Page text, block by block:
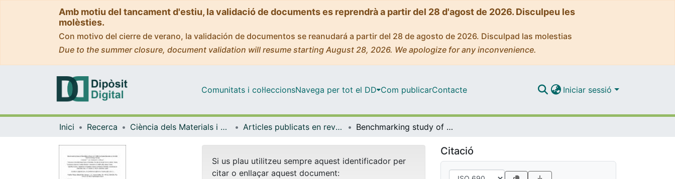
Amb motiu del tancament d'estiu, la validació de documents es reprendrà a partir del 28 d'agost de 2026. Disculpeu les
molèsties.
Con motivo del cierre de verano, la validación de documentos se reanudará a partir del 28 de agosto de 2026. Disculpad las molestias
Due to the summer closure, document validation will resume starting August 28, 2026. We apologize for any inconvenience.
Comunitats i col·leccionsNavega per tot el DD Com publicarContacte Iniciar sessió
Inici Recerca Ciència dels Materials i Química Física Articles publicats en revistes (Ciència dels Materials i Química Física) Benchmarking study of demolition wastes with different waste materials as sensible thermal energy storage
Si us plau utilitzeu sempre aquest identificador per
citar o enllaçar aquest document:
Citació